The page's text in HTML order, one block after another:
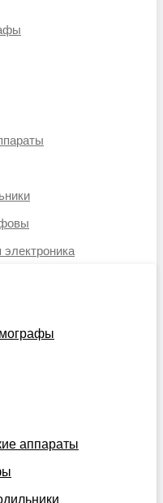
аппараты